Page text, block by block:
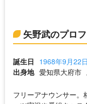
矢野武のプロ
誕生日 1968年9月22日
出身地 愛知県大府市
フリーアナウンサー。